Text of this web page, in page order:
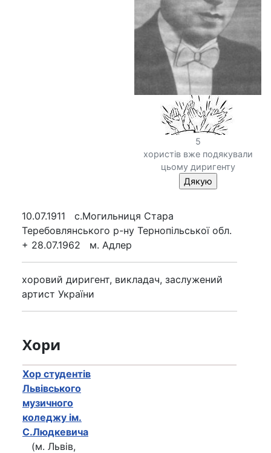
5
хористів вже подякували
цьому диригенту
10.07.1911 с.Могильниця Стара
Теребовлянcького р-ну Тернопільської обл.
+ 28.07.1962 м. Адлер
хоровий диригент, викладач, заслужений
артист України
Хори
Хор студентів
Львівського
музичного
коледжу ім.
С.Людкевича
(м. Львів,